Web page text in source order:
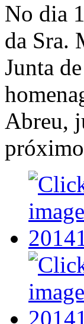
No dia
da Sra.
Junta
Abreu,